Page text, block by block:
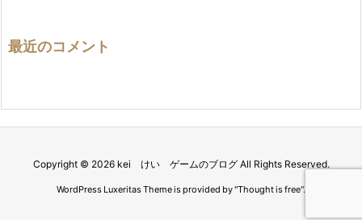
最近のコメント
Copyright © 2026 kei けい ゲームのブログAll Rights Reserved.
WordPress Luxeritas Theme is provided by "Thought is free".